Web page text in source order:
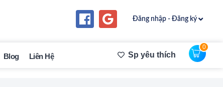
Đăng nhập - Đăng ký
Blog Liên Hệ Sp yêu thích
0